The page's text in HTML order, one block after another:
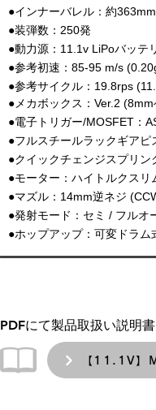
●インナーバレル：約363mm
●装弾数：250発
​●動力源：11.1v LiPoバッテ
●参考初速：85-95 m/s
●参考サイクル：19.8rps
●メカボックス：Ver.2
​●電子トリガー/MOSFET：
●フルスチールラックギアピ
●クイックチェンジスプリン
●モーター：ハイトルクスリ
●マズル：14mm逆ネジ
●発射モード：セミ / フルオ
●ホップアップ：可変ドラム
PDFにて製品取扱い説明
【11.1V】